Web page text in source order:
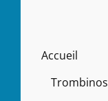
Accueil